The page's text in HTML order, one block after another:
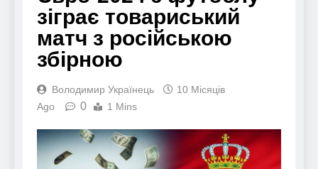
зіграє товариський
матч з російською
збірною
Володимир Українець
10 Місяців
Ago
0 1 Mins